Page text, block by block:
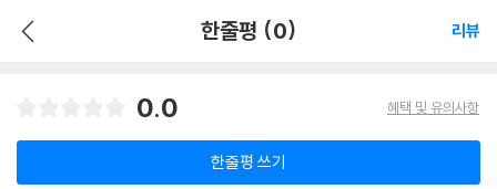
한줄평 (0) 리뷰
0.0 혜택 및 유의사항
한줄평 쓰기